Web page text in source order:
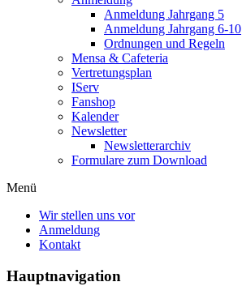
Anmeldung Jahrgang 5
Anmeldung Jahrgang 6-10
Ordnungen und Regeln
Mensa & Cafeteria
Vertretungsplan
IServ
Fanshop
Kalender
Newsletter
Newsletterarchiv
Formulare zum Download
Menü
Wir stellen uns vor
Anmeldung
Kontakt
Hauptnavigation